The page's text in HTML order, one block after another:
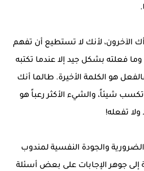
الآخرون، لأنك لا تستطيع أن تفهم
وما فعلته بشكل جيد إلا عندما تكتبه
هو الكلمة الأخيرة. طالما أنك
شيئاً، والشيء الأكثر رعباً هو
تفعله!
والجودة النفسية لمندوب
إلى جوهر الإجابات على بعض أسئلة